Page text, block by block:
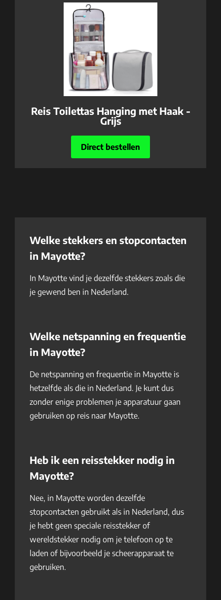
Reis Toilettas Hanging met Haak -
Grijs
Direct bestellen
Welke stekkers en stopcontacten
in Mayotte?
In Mayotte vind je dezelfde stekkers zoals die
je gewend ben in Nederland.
Welke netspanning en frequentie
in Mayotte?
De netspanning en frequentie in Mayotte is
hetzelfde als die in Nederland. Je kunt dus
zonder enige problemen je apparatuur gaan
gebruiken op reis naar Mayotte.
Heb ik een reisstekker nodig in
Mayotte?
Nee, in Mayotte worden dezelfde
stopcontacten gebruikt als in Nederland, dus
je hebt geen speciale reisstekker of
wereldstekker nodig om je telefoon op te
laden of bijvoorbeeld je scheerapparaat te
gebruiken.